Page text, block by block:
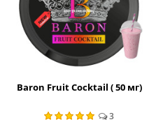
Baron Fruit Cocktail ( 50 мг)
3